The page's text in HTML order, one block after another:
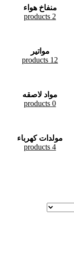
منفاخ هواء
2 products
مواتير
12 products
مواد لاصقه
0 products
مولدات كهرباء
4 products